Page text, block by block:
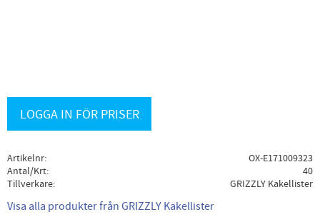
LOGGA IN FÖR PRISER
Artikelnr
OX-E171009323
Antal/Krt
40
Tillverkare
GRIZZLY Kakellister
Visa alla produkter från GRIZZLY Kakellister